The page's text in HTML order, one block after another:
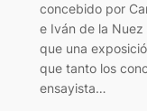
concebido por
e Iván de la
que una
que tanto los
ensayista…